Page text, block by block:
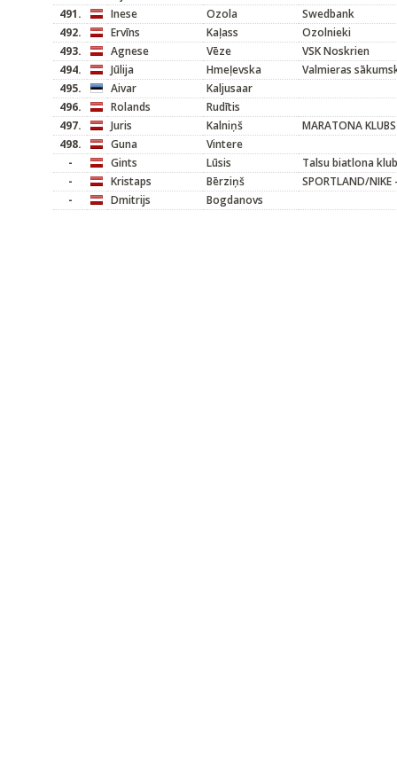
491.
Inese Ozola
Swedbank
492.
Ervīns Kaļass
Ozolnieki
493.
Agnese Vēze
VSK Noskrien
494.
Jūlija Hmeļevska
Valmieras
495.
Aivar
Kaljusaar
496.
Rolands
Rudītis
497.
Juris Kalniņš
MARATONA KLUBS
498.
Guna
Vintere
-
Gints Lūsis
Talsu biatlona
-
Kristaps Bērziņš
SPORTLAND/NIKE
-
Dmitrijs Bogdanovs